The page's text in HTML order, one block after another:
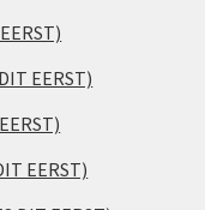
EERST)
EERST)